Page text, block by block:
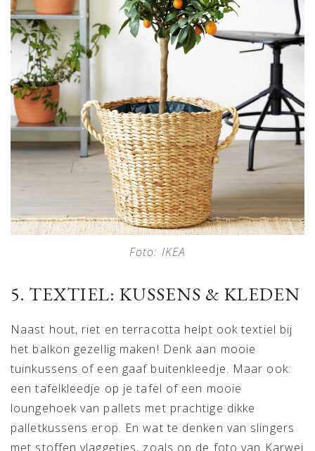
Foto: IKEA
5. TEXTIEL: KUSSENS & KLEDEN
Naast hout, riet en terracotta helpt ook textiel bij
het balkon gezellig maken! Denk aan mooie
tuinkussens of een gaaf buitenkleedje. Maar ook:
een tafelkleedje op je tafel of een mooie
loungehoek van pallets met prachtige dikke
palletkussens erop. En wat te denken van slingers
met stoffen vlaggetjes, zoals op de foto van Karwei